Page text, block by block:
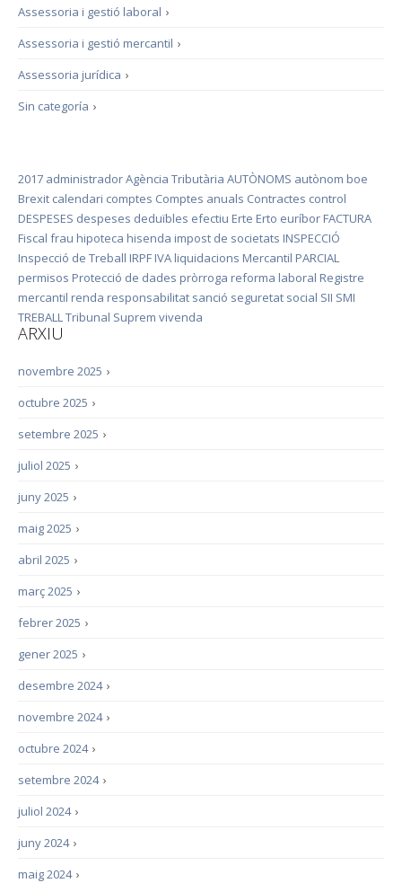
›
Assessoria i gestió laboral
›
Assessoria i gestió mercantil
›
Assessoria jurídica
›
Sin categoría
2017 administradorAgència Tributària AUTÒNOMS autònom boe
Brexit calendari comptes Comptes anuals Contractes control
DESPESES despeses deduïbles efectiu Erte Erto euríbor FACTURA
Fiscal frau hipoteca hisenda impost de societats INSPECCIÓ
Inspecció de Treball IRPF IVA liquidacions Mercantil PARCIAL
permisos Protecció de dades pròrroga reforma laboral Registre
mercantil renda responsabilitat sanció seguretat social SII SMI
TREBALLTribunal Suprem vivenda
ARXIU
›
novembre 2025
›
octubre 2025
›
setembre 2025
›
juliol 2025
›
juny 2025
›
maig 2025
›
abril 2025
›
març 2025
›
febrer 2025
›
gener 2025
›
desembre 2024
›
novembre 2024
›
octubre 2024
›
setembre 2024
›
juliol 2024
›
juny 2024
›
maig 2024